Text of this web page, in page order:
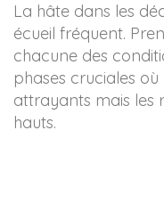
La hâte dans les
écueil fréquent.
chacune des
phases cruciales
attrayants mais les
hauts.